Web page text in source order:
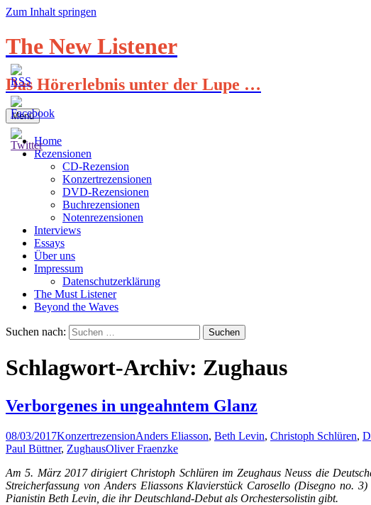
Zum Inhalt springen
The New Listener
Das Hörerlebnis unter der Lupe …
Menü
Home
Rezensionen
CD-Rezension
Konzertrezensionen
DVD-Rezensionen
Buchrezensionen
Notenrezensionen
Interviews
Essays
Über uns
Impressum
Datenschutzerklärung
The Must Listener
Beyond the Waves
Suchen nach:
Schlagwort-Archiv: Zughaus
Verborgenes in ungeahntem Glanz
08/03/2017KonzertrezensionAnders Eliasson, Beth Levin, Christoph Schlüren,
Paul Büttner, ZughausOliver Fraenzke
Am 5. März 2017 dirigiert Christoph Schlüren im Zeughaus Neuss die
Streicherfassung von Anders Eliassons Klavierstück Carosello (Disegno no.
Pianistin Beth Levin, die ihr Deutschland-Debut als Orchestersolistin gibt.